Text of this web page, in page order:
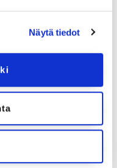
Näytä tiedot
nyt!